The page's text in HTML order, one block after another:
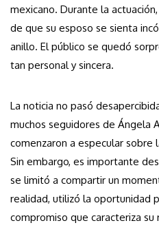
mexicano. Durante la
de que su esposo se sienta
anillo. El público se quedó
tan personal y sincera.
La noticia no pasó
muchos seguidores de Ángela
comenzaron a especular sobre
Sin embargo, es importante
se limitó a compartir un
realidad, utilizó la oportunidad
compromiso que caracteriza su